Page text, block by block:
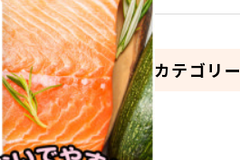
カテゴリー